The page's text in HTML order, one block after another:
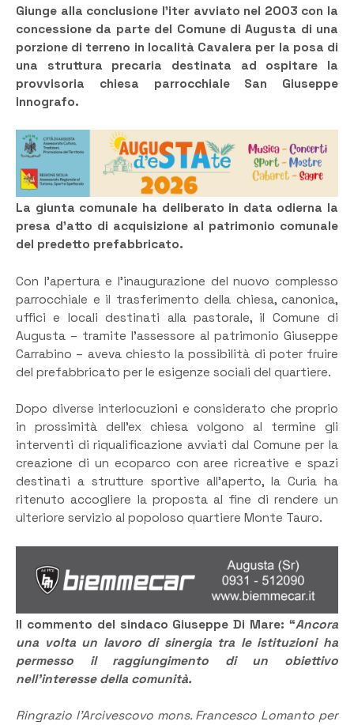
Giunge alla conclusione l’iter avviato nel 2003 con la
concessione da parte del Comune di Augusta di una
porzione di terreno in località Cavalera per la posa di
una struttura precaria destinata ad ospitare la
provvisoria chiesa parrocchiale San Giuseppe
Innografo.
La giunta comunale ha deliberato in data odierna la
presa d’atto di acquisizione al patrimonio comunale
del predetto prefabbricato.
Con l’apertura e l’inaugurazione del nuovo complesso
parrocchiale e il trasferimento della chiesa, canonica,
uffici e locali destinati alla pastorale, il Comune di
Augusta – tramite l’assessore al patrimonio Giuseppe
Carrabino – aveva chiesto la possibilità di poter fruire
del prefabbricato per le esigenze sociali del quartiere.
Dopo diverse interlocuzioni e considerato che proprio
in prossimità dell’ex chiesa volgono al termine gli
interventi di riqualificazione avviati dal Comune per la
creazione di un ecoparco con aree ricreative e spazi
destinati a strutture sportive all’aperto, la Curia ha
ritenuto accogliere la proposta al fine di rendere un
ulteriore servizio al popoloso quartiere Monte Tauro.
Il commento del sindaco Giuseppe Di Mare: “Ancora
una volta un lavoro di sinergia tra le istituzioni ha
permesso il raggiungimento di un obiettivo
nell’interesse della comunità.
Ringrazio l’Arcivescovo mons. Francesco Lomanto per